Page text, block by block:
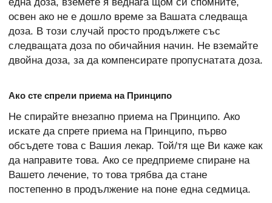
освен ако не е дошло време за Вашата следваща
доза. В този случай просто продължете със
следващата доза по обичайния начин. Не вземайте
двойна доза, за да компенсирате пропуснатата доза.
Ако сте спрели приема на Принципо
Не спирайте внезапно приема на Принципо. Ако
искате да спрете приема на Принципо, първо
обсъдете това с Вашия лекар. Той/тя ще Ви каже как
да направите това. Ако се предприеме спиране на
Вашето лечение, то това трябва да стане
постепенно в продължение на поне една седмица.